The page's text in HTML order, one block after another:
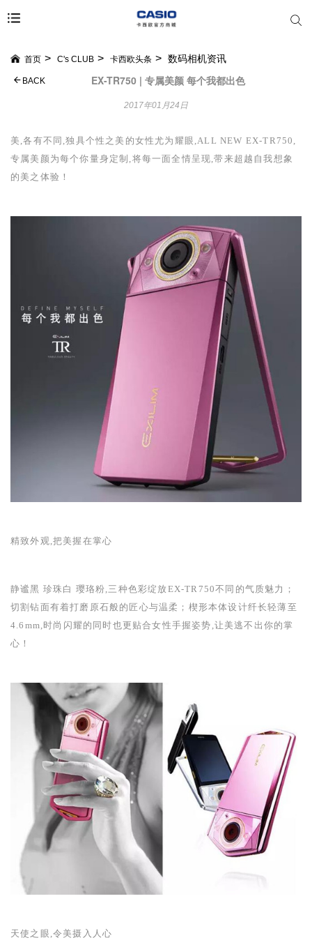
首页 C's CLUB 卡西欧头条 数码相机资讯
EX-TR750 | 专属美颜 每个我都出色
BACK
2017年01月24日
美,各有不同,独具个性之美的女性尤为耀眼, ALL NEW EX-TR750
专属美颜为每个你量身定制,将每一面全情呈现,带来超越自我想象
的美之体验！
精致外观,把美握在掌心
静谧黑 珍珠白 璎珞粉,三种色彩绽放 EX-TR750不同的气质魅力；
切割钻面有着打磨原石般的匠心与温柔；楔形本体设计纤长轻薄至
4.6mm ,时尚闪耀的同时也更贴合女性手握姿势,让美逃不出你的掌
心！
天使之眼,令美摄入人心